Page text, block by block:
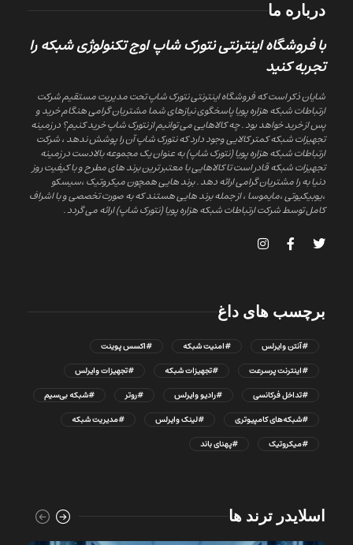
درباره ما
با فروشگاه اینترنتی نتورک شاپ اوج تکنولوژی شبکه را
تجربه کنید
شایان ذکر است که فروشگاه اینترنتی نتورک شاپ تحت مدیریت مستقیم شرکت
ارتباطات شبکه هزاره پویا پاسخگوی نیازهای شما مشتریان گرامی هنگام خرید و
پس از خرید خواهد بود . چه کالاهایی می توانیم از نتورک شاپ خرید کنیم؟ در زمینه
تجهیزات شبکه کمتر کالایی وجود دارد که نتورک شاپ آن را پوشش ندهد ، شرکت
ارتباطات شبکه هزاره پویا (نتورک شاپ) به عنوان یک مجموعه بالادست در زمینه
تجهیزات شبکه قادر است تا کالاهایی با معتبر ترین برند های مطرح و با کیفیت روز
دنیا به را مشتریان گرامی ارائه دهد . برند هایی همچون میکروتیک ،سیسکو
،یوبیکیوتی ،مایموسا ، از جمله برند هایی هستند که به صورت تخصصی و با اشراف
کامل توسط شرکت ارتباطات شبکه هزاره پویا (نتورک شاپ) ارائه می گردد .
برچسب های داغ
#آنتن وایرلس #امنیت شبکه
#اکسس پوینت
#اینترنت پرسرعت
#تجهیزات شبکه
#تجهیزات وایرلس
#تداخل فرکانسی
#رادیو وایرلس #روتر
#شبکه بی‌سیم
#شبکه‌های کامپیوتری
#لینک وایرلس
#مدیریت شبکه
#میکروتیک
#پهنای باند
اسلایدر ترند ها